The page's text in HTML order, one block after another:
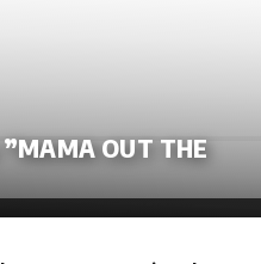
OUT THE